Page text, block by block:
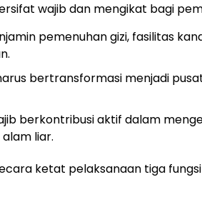
wajib dan mengikat bagi
pemenuhan gizi, fasilitas
bertransformasi menjadi
berkontribusi aktif dalam
liar.
ketat pelaksanaan tiga